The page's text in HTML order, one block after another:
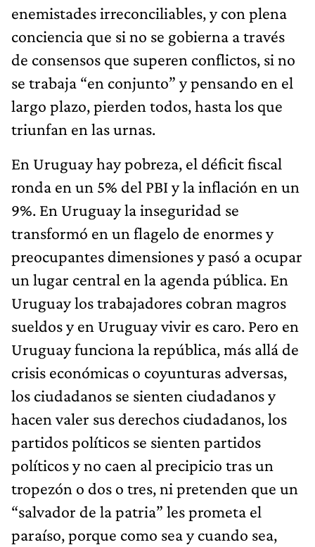
enemistades irreconciliables, y con plena
conciencia que si no se gobierna a través
de consensos que superen conflictos, si no
se trabaja “en conjunto” y pensando en el
largo plazo, pierden todos, hasta los que
triunfan en las urnas.
En Uruguay hay pobreza, el déficit fiscal
ronda en un 5% del PBI y la inflación en un
9%. En Uruguay la inseguridad se
transformó en un flagelo de enormes y
preocupantes dimensiones y pasó a ocupar
un lugar central en la agenda pública. En
Uruguay los trabajadores cobran magros
sueldos y en Uruguay vivir es caro. Pero en
Uruguay funciona la república, más allá de
crisis económicas o coyunturas adversas,
los ciudadanos se sienten ciudadanos y
hacen valer sus derechos ciudadanos, los
partidos políticos se sienten partidos
políticos y no caen al precipicio tras un
tropezón o dos o tres, ni pretenden que un
“salvador de la patria” les prometa el
paraíso, porque como sea y cuando sea,